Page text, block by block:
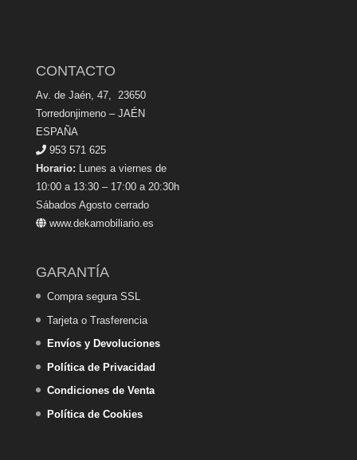
CONTACTO
Av. de Jaén, 47, 23650
Torredonjimeno – JAÉN
ESPAÑA
953 571 625
Horario: Lunes a viernes de
10:00 a 13:30 – 17:00 a 20:30h
Sábados Agosto cerrado
www.dekamobiliario.es
GARANTÍA
Compra segura SSL
Tarjeta o Trasferencia
Envíos y Devoluciones
Política de Privacidad
Condiciones de Venta
Política de Cookies